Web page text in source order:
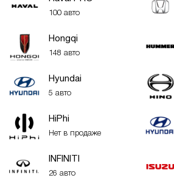
100 авто
Hongqi
148 авто
Hyundai
5 авто
HiPhi
Нет в продаже
INFINITI
26 авто